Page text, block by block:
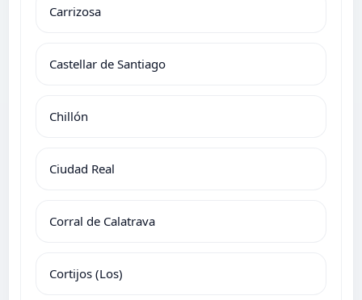
Carrizosa
Castellar de Santiago
Chillón
Ciudad Real
Corral de Calatrava
Cortijos (Los)